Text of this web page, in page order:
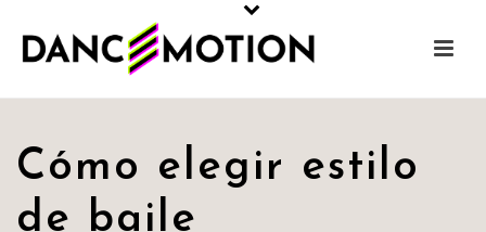
Cómo elegir estilo
de baile